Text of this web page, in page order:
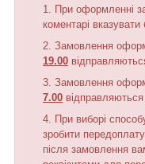
При оформленні
коментарі вказувати
Замовлення
19.00
Замовлення
7.00 відправляються
При виборі
зробити
після замовлення